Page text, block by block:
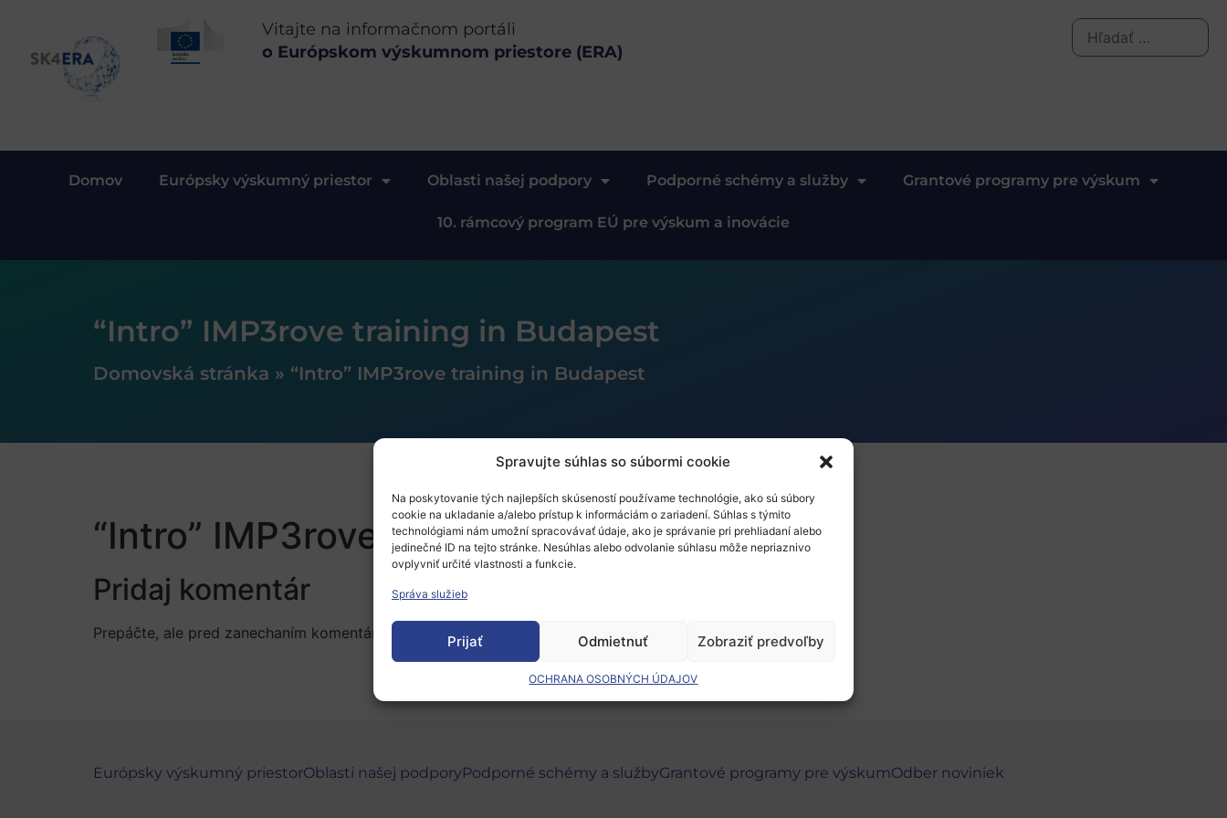
Spravujte súhlas so súbormi cookie
Na poskytovanie tých najlepších skúseností používame technológie, ako sú súbory
cookie na ukladanie a/alebo prístup k informáciám o zariadení. Súhlas s týmito
technológiami nám umožní spracovávať údaje, ako je správanie pri prehliadaní alebo
jedinečné ID na tejto stránke. Nesúhlas alebo odvolanie súhlasu môže nepriaznivo
ovplyvniť určité vlastnosti a funkcie.
Správa služieb
Prijať Odmietnuť Zobraziť predvoľby
OCHRANA OSOBNÝCH ÚDAJOV
Vitajte na informačnom portáli
o Európskom výskumnom priestore (ERA)
Domov Európsky výskumný priestor Oblasti našej podpory Podporné schémy a služby Grantové programy pre výskum
10. rámcový program EÚ pre výskum a inovácie
“Intro” IMP3rove training in Budapest
Domovská stránka » “Intro” IMP3rove training in Budapest
“Intro” IMP3rove training in Budapest
Pridaj komentár
Prepáčte, ale pred zanechaním komentára sa musíte prihlásiť
Európsky výskumný priestorOblasti našej podporyPodporné schémy a službyGrantové programy pre výskumOdber noviniek